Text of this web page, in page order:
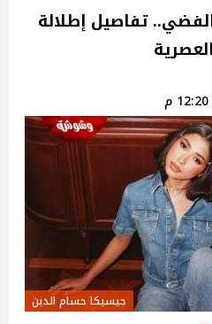
تفاصيل إطلالة
جيسيكا حسام الدين